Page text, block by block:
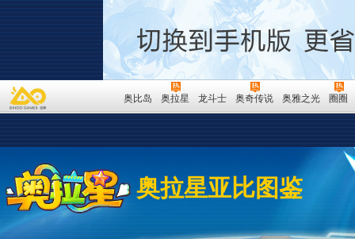
奥比岛 奥拉星 龙斗士 奥奇传说 奥雅之光 圈圈
奥拉星亚比图鉴